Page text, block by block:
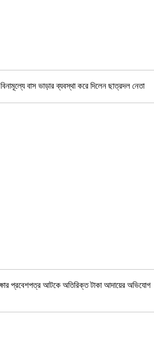
বিনামূল্যে বাস ভাড়ার ব্যবস্থা করে দিলেন ছাত্রদল নেতা
প্রবেশপত্র আটকে অতিরিক্ত টাকা আদায়ের অভিযোগ